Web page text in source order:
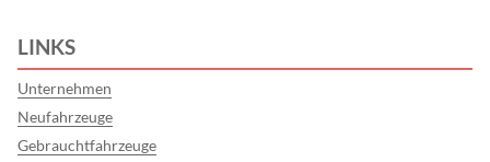
LINKS
Unternehmen
Neufahrzeuge
Gebrauchtfahrzeuge